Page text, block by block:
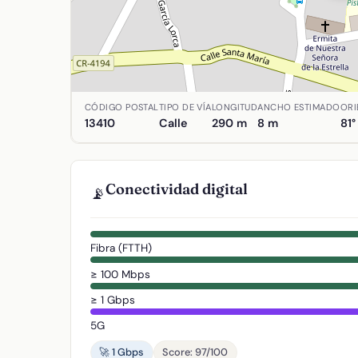
Ubicación de Calle Manuel de Falla en Agudo,
CÓDIGO POSTAL
13410
TIPO DE VÍA
Calle
LONGITUD
290 m
ANCHO ESTIMADO
8 m 81°
📡Conectividad digital
Fibra (FTTH)
≥ 100 Mbps
≥ 1 Gbps
5G
🚀 1 Gbps
Score: 97/100